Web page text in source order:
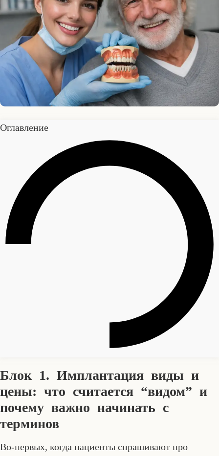
Оглавление
Блок 1. Имплантация виды и
цены: что считается “видом” и
почему важно начинать с
терминов
Во-первых, когда пациенты спрашивают про